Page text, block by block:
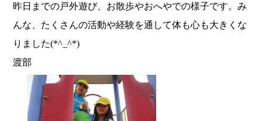
昨日までの戸外遊び、お散歩やおへやでの様子です。み
んな、たくさんの活動や経験を通して体も心も大きくな
りました(*^_^*)
渡部